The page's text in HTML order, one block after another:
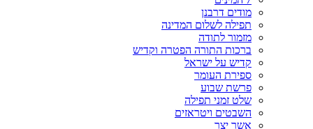
מודים דרבנן
תפילה לשלום המדינה
מזמור לתודה
ברכות התורה הפטרה וקדיש
קדיש על ישראל
ספירת העומר
פרשת שבוע
שלט זמני תפילה
השבטים ויטראזים
אשר יצר